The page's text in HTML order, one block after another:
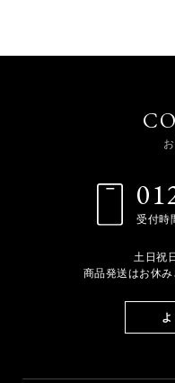
受付時
土日祝
商品発送はお休み